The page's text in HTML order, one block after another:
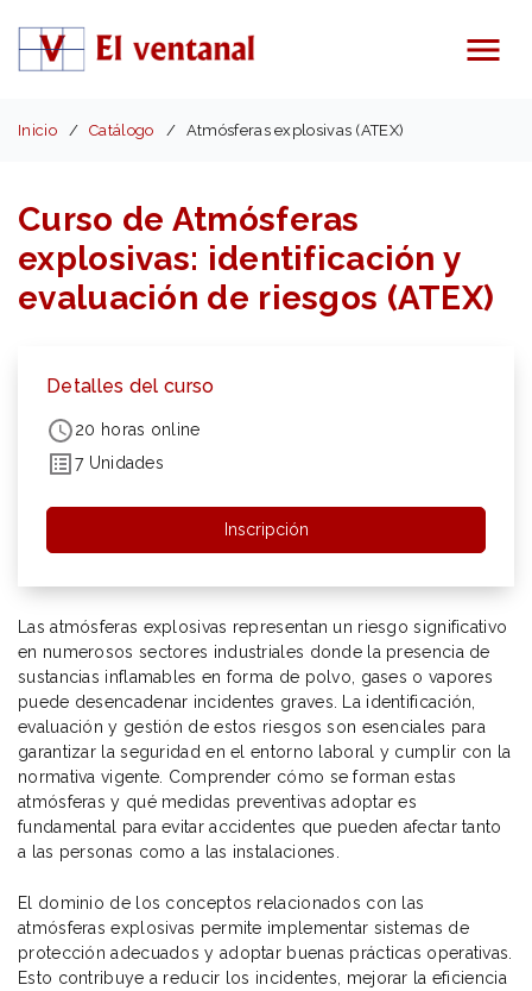
Menú
Inicio Catálogo Atmósferas explosivas (ATEX)
Curso de Atmósferas
explosivas: identificación y
evaluación de riesgos (ATEX)
Detalles del curso
20 horas online
7 Unidades
Inscripción
Las atmósferas explosivas representan un riesgo significativo
en numerosos sectores industriales donde la presencia de
sustancias inflamables en forma de polvo, gases o vapores
puede desencadenar incidentes graves. La identificación,
evaluación y gestión de estos riesgos son esenciales para
garantizar la seguridad en el entorno laboral y cumplir con la
normativa vigente. Comprender cómo se forman estas
atmósferas y qué medidas preventivas adoptar es
fundamental para evitar accidentes que pueden afectar tanto
a las personas como a las instalaciones.
El dominio de los conceptos relacionados con las
atmósferas explosivas permite implementar sistemas de
protección adecuados y adoptar buenas prácticas operativas.
Esto contribuye a reducir los incidentes, mejorar la eficiencia